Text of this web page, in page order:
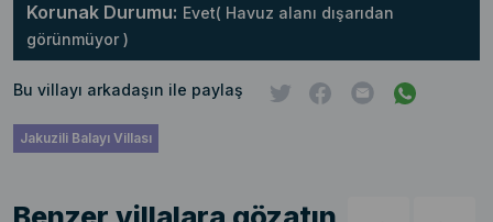
Korunak Durumu: Evet( Havuz alanı dışarıdan
görünmüyor )
Bu villayı arkadaşın ile paylaş
Jakuzili Balayı Villası